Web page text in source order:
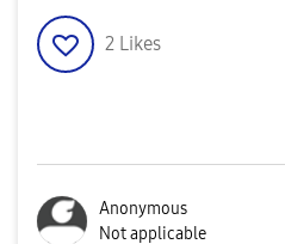
2 Likes
Anonymous
Not applicable